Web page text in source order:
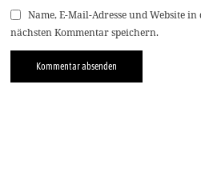
Name, E-Mail-Adresse und Website
nächsten Kommentar speichern.